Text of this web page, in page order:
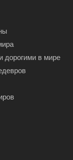
дорогими в мире